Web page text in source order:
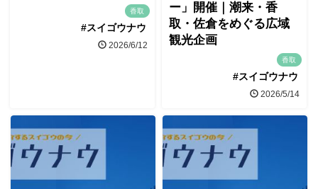
香取
#スイゴウナウ
2026/6/12
ー」開催｜潮来・香
取・佐倉をめぐる広域
観光企画
香取
#スイゴウナウ
2026/5/14